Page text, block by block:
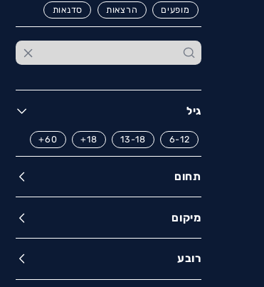
מופעים הרצאות סדנאות
גיל
6-12
13-18
18+
60+
תחום
מיקום
רובע